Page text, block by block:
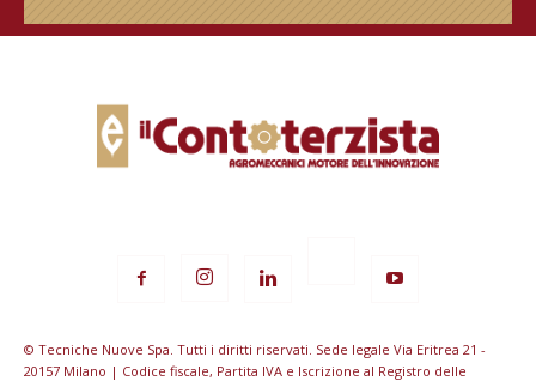
© Tecniche Nuove Spa. Tutti i diritti riservati. Sede legale Via Eritrea 21 -
20157 Milano | Codice fiscale, Partita IVA e Iscrizione al Registro delle